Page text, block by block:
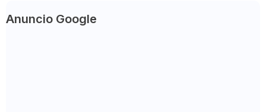
Anuncio Google